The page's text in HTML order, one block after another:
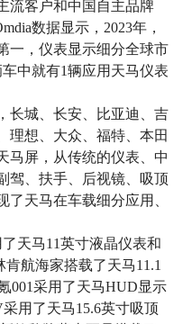
流客户和中国自主品牌
数据显示，2023年，
一，仪表显示细分全球市
中就有1辆应用天马仪表
长城、长安、比亚迪、吉
理想、大众、福特、本田
马屏，从传统的仪表、中
驾、扶手、后视镜、吸顶
了天马在车载细分应用、
天马11英寸液晶仪表和
航海家搭载了天马11.1
001采用了天马HUD显示
用了天马15.6英寸吸顶